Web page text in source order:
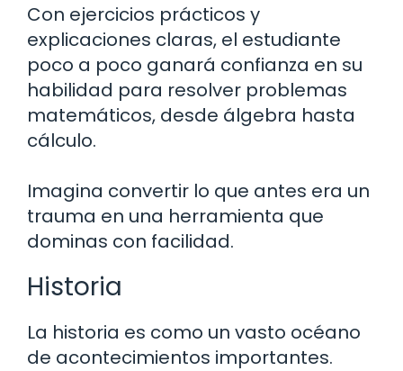
Con ejercicios prácticos y
explicaciones claras, el estudiante
poco a poco ganará confianza en su
habilidad para resolver problemas
matemáticos, desde álgebra hasta
cálculo.
Imagina convertir lo que antes era un
trauma en una herramienta que
dominas con facilidad.
Historia
La historia es como un vasto océano
de acontecimientos importantes.